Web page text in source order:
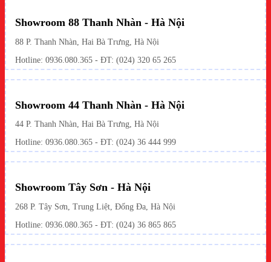
Showroom 88 Thanh Nhàn - Hà Nội
88 P. Thanh Nhàn, Hai Bà Trưng, Hà Nội
Hotline: 0936.080.365 - ĐT: (024) 320 65 265
Showroom 44 Thanh Nhàn - Hà Nội
44 P. Thanh Nhàn, Hai Bà Trưng, Hà Nội
Hotline: 0936.080.365 - ĐT: (024) 36 444 999
Showroom Tây Sơn - Hà Nội
268 P. Tây Sơn, Trung Liệt, Đống Đa, Hà Nội
Hotline: 0936.080.365 - ĐT: (024) 36 865 865